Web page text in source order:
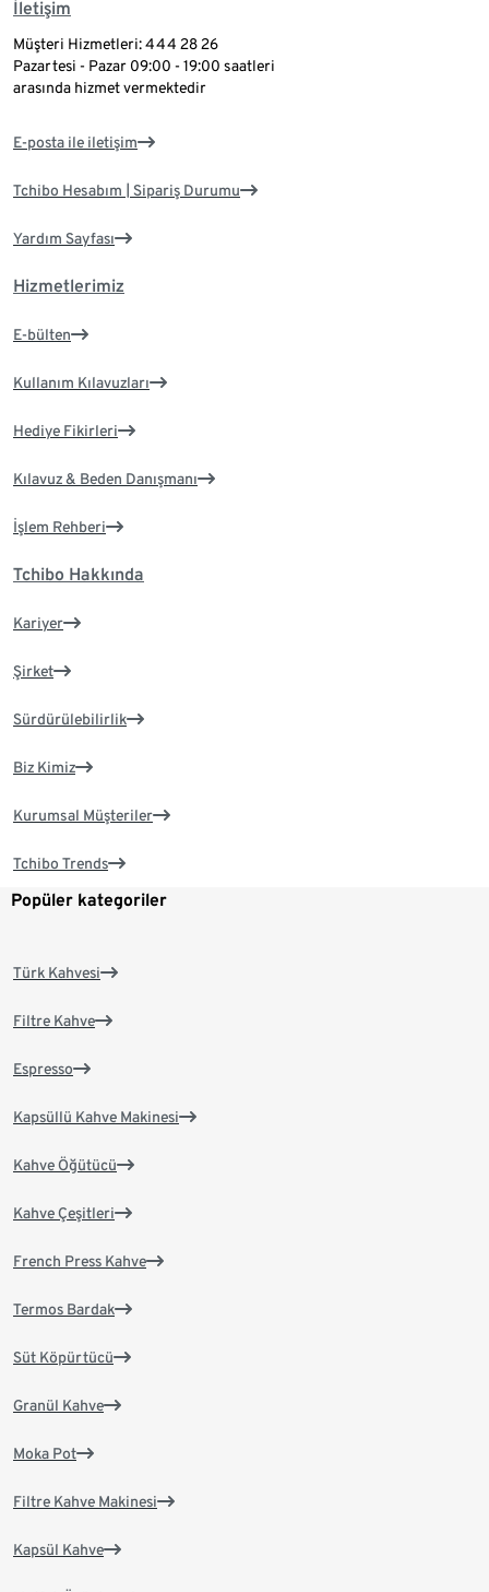
İletişim
Müşteri Hizmetleri: 444 28 26
Pazartesi - Pazar 09:00 - 19:00 saatleri
arasında hizmet vermektedir
E-posta ile iletişim
Tchibo Hesabım | Sipariş Durumu
Yardım Sayfası
Hizmetlerimiz
E-bülten
Kullanım Kılavuzları
Hediye Fikirleri
Kılavuz & Beden Danışmanı
İşlem Rehberi
Tchibo Hakkında
Kariyer
Şirket
Sürdürülebilirlik
Biz Kimiz
Kurumsal Müşteriler
Tchibo Trends
Popüler kategoriler
Türk Kahvesi
Filtre Kahve
Espresso
Kapsüllü Kahve Makinesi
Kahve Öğütücü
Kahve Çeşitleri
French Press Kahve
Termos Bardak
Süt Köpürtücü
Granül Kahve
Moka Pot
Filtre Kahve Makinesi
Kapsül Kahve